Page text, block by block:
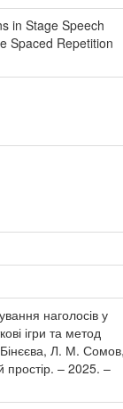
in Stage Speech
Spaced Repetition
наголосів у
ігри та метод
Л. М.
– 2025. –